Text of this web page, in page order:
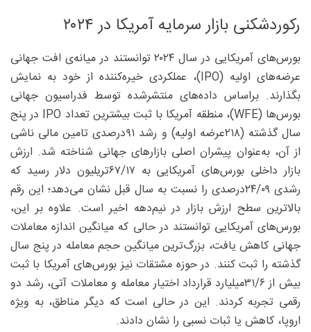
رکوردشکنی بازار سرمایه آمریکا در ۲۰۲۴
بورس‌های آمریکایی در سال ۲۰۲۴ توانستند در میانه‌ی افت جهانی
عرضه‌های اولیه (IPO)، عملکردی خیره‌کننده از خود به نمایش
بگذارند. براساس داده‌های منتشرشده توسط فدراسیون جهانی
بورس‌ها ‌(WFE)، منطقه آمریکا با ثبت بیشترین تعداد IPO در پنج
سال گذشته (۲۱۸عرضه اولیه) و رشد ۹۱‌درصدی تامین مالی ناشی
از آن، به‌عنوان پیشران اصلی بازارهای جهانی شناخته شد. ارزش
بازار داخلی بورس‌های آمریکایی به ۱۷/‏‏۶۷‌تریلیون دلار رسید که
رشدی ۰۹/‏‏۲۴درصدی را نسبت به سال قبل نشان می‌دهد؛ این رقم
بالاترین سطح ارزش بازار در نیم‌دهه اخیر است. علاوه بر این،
بورس‌های آمریکایی توانستند در حالی که میانگین اندازه معاملات
جهانی کاهش یافت، بزرگ‌ترین میانگین حجم معامله در پنج سال
گذشته را ثبت کنند. در حوزه مشتقات نیز بورس‌های آمریکا با ثبت
بیش از ۶/‏‏۳۱‌میلیارد قرارداد اختیار معامله و معاملات آتی، رشد دو
رقمی تجربه کردند. این در حالی است که دیگر مناطق، به ویژه
اروپا، کاهش یا ثبات نسبی را نشان دادند.